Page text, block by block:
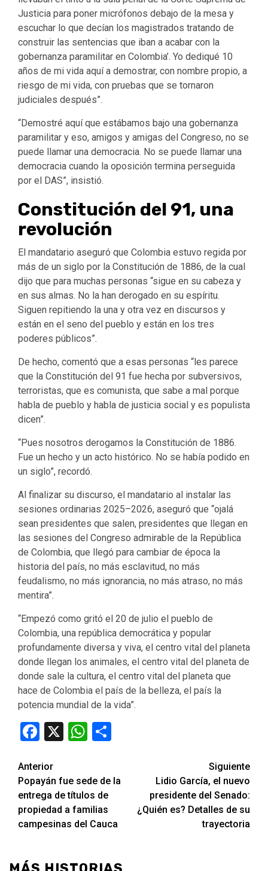
Justicia para poner micrófonos debajo de la mesa y
escuchar lo que decían los magistrados tratando de
construir las sentencias que iban a acabar con la
gobernanza paramilitar en Colombia’. Yo dediqué 10
años de mi vida aquí a demostrar, con nombre propio, a
riesgo de mi vida, con pruebas que se tornaron
judiciales después”.
“Demostré aquí que estábamos bajo una gobernanza
paramilitar y eso, amigos y amigas del Congreso, no se
puede llamar una democracia. No se puede llamar una
democracia cuando la oposición termina perseguida
por el DAS”, insistió.
Constitución del 91, una
revolución
El mandatario aseguró que Colombia estuvo regida por
más de un siglo por la Constitución de 1886, de la cual
dijo que para muchas personas “sigue en su cabeza y
en sus almas. No la han derogado en su espíritu.
Siguen repitiendo la una y otra vez en discursos y
están en el seno del pueblo y están en los tres
poderes públicos”. ​
De hecho, comentó que a esas personas “les parece
que la Constitución del 91 fue hecha por subversivos,
terroristas, que es comunista, que sabe a mal porque
habla de pueblo y habla de justicia social y es populista
dicen”.
“Pues nosotros derogamos la Constitución de 1886.
Fue un hecho y un acto histórico. No se había podido en
un siglo”, recordó.
Al finalizar su discurso, el mandatario al instalar las
sesiones ordinarias 2025–2026, aseguró que “ojalá
sean presidentes que salen, presidentes que llegan en
las sesiones del Congreso admirable de la República
de Colombia, que llegó para cambiar de época la
historia del país, no más esclavitud, no más
feudalismo, no más ignorancia, no más atraso, no más
mentira”.
“Empezó como gritó el 20 de julio el pueblo de
Colombia, una república democrática y popular
profundamente diversa y viva, el centro vital del planeta
donde llegan los animales, el centro vital del planeta de
donde sale la cultura, el centro vital del planeta que
hace de Colombia el país de la belleza, el país la
potencia mundial de la vida”.
Facebook
X WhatsApp
Seguir
leyendo
Anterior
Popayán fue sede de la
entrega de títulos de
propiedad a familias
campesinas del Cauca
Siguiente
Lidio García, el nuevo
presidente del Senado:
¿Quién es? Detalles de su
trayectoria